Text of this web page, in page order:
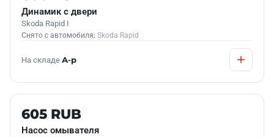
Динамик с двери
Skoda Rapid I
Снято с автомобиля: Skoda Rapid
На складе А-р
Б/У В НАЛИЧИИ
605 RUB
Насос омывателя